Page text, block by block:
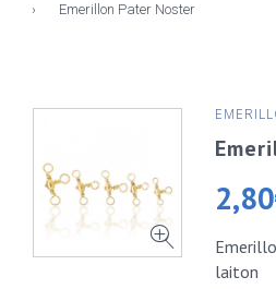
› Emerillon Pater Noster
2,80
laiton